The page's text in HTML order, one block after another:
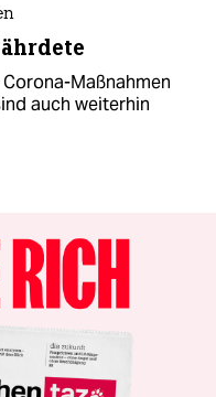
Maßnahmen
auch weiterhin